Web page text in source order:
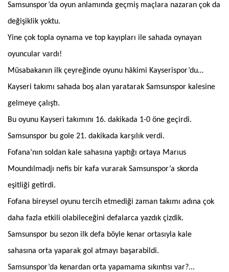
Samsunspor’da oyun anlamında geçmiş maçlara nazaran çok da
değişiklik yoktu.
Yine çok topla oynama ve top kayıpları ile sahada oynayan
oyuncular vardı!
Müsabakanın ilk çeyreğinde oyunu hâkimi Kayserispor’du…
Kayseri takımı sahada boş alan yaratarak Samsunspor kalesine
gelmeye çalıştı.
Bu oyunu Kayseri takımını 16. dakikada 1-0 öne geçirdi.
Samsunspor bu gole 21. dakikada karşılık verdi.
Fofana’nın soldan kale sahasına yaptığı ortaya Marıus
Moundılmadjı nefis bir kafa vurarak Samsunspor’a skorda
eşitliği getirdi.
Fofana bireysel oyunu tercih etmediği zaman takımı adına çok
daha fazla etkili olabileceğini defalarca yazdık çizdik.
Samsunspor bu sezon ilk defa böyle kenar ortasıyla kale
sahasına orta yaparak gol atmayı başarabildi.
Samsunspor’da kenardan orta yapamama sıkıntısı var?...